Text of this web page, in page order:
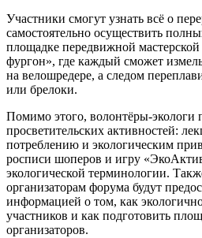
Участники смогут узнать всё о
самостоятельно осуществить
площадке передвижной
фургон», где каждый сможет
на велошредере, а следом
или брелоки.
Помимо этого, волонтёры-экологи
просветительских активностей:
потреблению и экологическим
росписи шоперов и игру
экологической терминологии.
организаторам форума будут
информацией о том, как
участников и как подготовить
организаторов.